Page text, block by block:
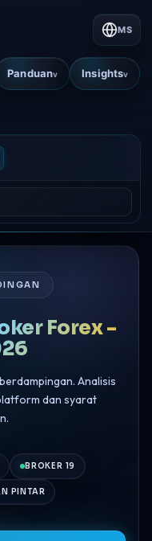
Panduanv Insightsv
MS
Forex -
Analisis
dan syarat
BROKER 19
PINTAR